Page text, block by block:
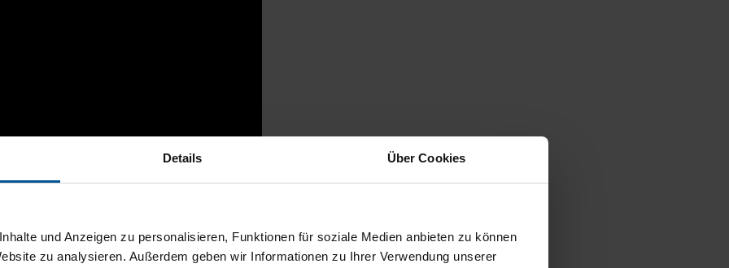
Details Über Cookies
und Anzeigen zu personalisieren, Funktionen für soziale Medien anbieten zu können
zu analysieren. Außerdem geben wir Informationen zu Ihrer Verwendung unserer